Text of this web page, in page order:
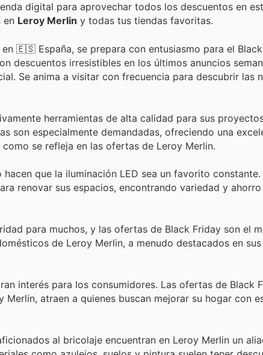
digital para aprovechar todos los descuentos en
en Leroy Merlin y todas tus tiendas favoritas.
🇪🇸 España, se prepara con entusiasmo para el
descuentos irresistibles en los últimos anuncios
Se anima a visitar con frecuencia para descubrir las
herramientas de alta calidad para sus
son especialmente demandadas, ofreciendo una
se refleja en las ofertas de Leroy Merlin.
que la iluminación LED sea un favorito constante.
renovar sus espacios, encontrando variedad y ahorro
para muchos, y las ofertas de Black Friday son el
de Leroy Merlin, a menudo destacados en
interés para los consumidores. Las ofertas de Black
atraen a quienes buscan mejorar su hogar con
al bricolaje encuentran en Leroy Merlin un